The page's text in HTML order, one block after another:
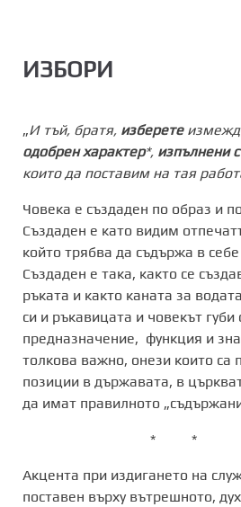
ИЗБОРИ
„И тъй, братя, изберете
одобрен характер*, изпълнени
които да поставим на тая
Човека е създаден по образ и
Създаден е като видим
който трябва да съдържа в
Създаден е така, както се
ръката и както каната за
си и ръкавицата и човекът губи
предназначение, функция и
толкова важно, онези които са
позиции в държавата, в
да имат правилното
* *
Акцента при издигането на
поставен върху вътрешното,